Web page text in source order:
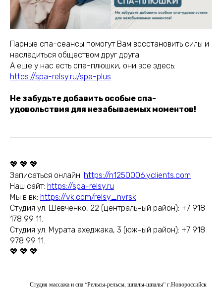
Парные спа-сеансы помогут Вам восстановить силы и
насладиться обществом друг друга.
А еще у нас есть спа-плюшки, они все здесь:
https://spa-relsy.ru/spa-plus
Не забудьте добавить особые спа-
удовольствия для незабываемых моментов!
💖 💖 💖
Записаться онлайн: https://n1250006.yclients.com
Наш сайт: https://spa-relsy.ru
Мы в вк: https://vk.com/relsy_nvrsk
Студия ул. Шевченко, 22 (центральный район): +7 918
178 99 11.
Студия ул. Мурата ахеджака, 3 (южный район): +7 918
978 99 11.
💖 💖 💖
Студия массажа и спа “Рельсы-рельсы, шпалы-шпалы” г.Новороссийск